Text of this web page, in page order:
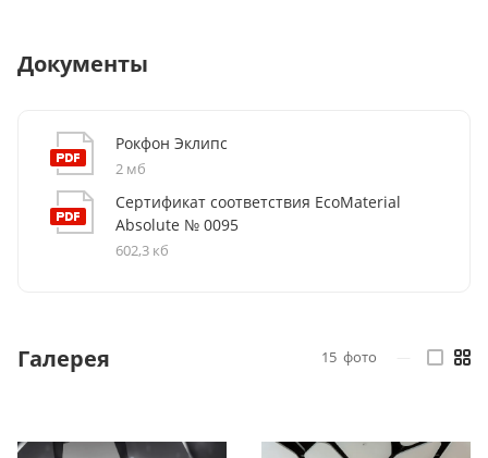
Документы
Рокфон Эклипс
2 мб
Сертификат соответствия EcoMaterial
Absolute № 0095
602,3 кб
Галерея 15 фото